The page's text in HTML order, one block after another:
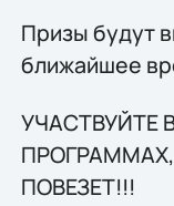
Призы будут
ближайшее
УЧАСТВУЙТЕ
ПОВЕЗЕТ!!!